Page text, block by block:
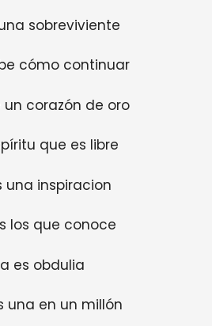
sobreviviente
cómo continuar
un corazón de oro
que es libre
una inspiracion
los que conoce
es obdulia
una en un millón